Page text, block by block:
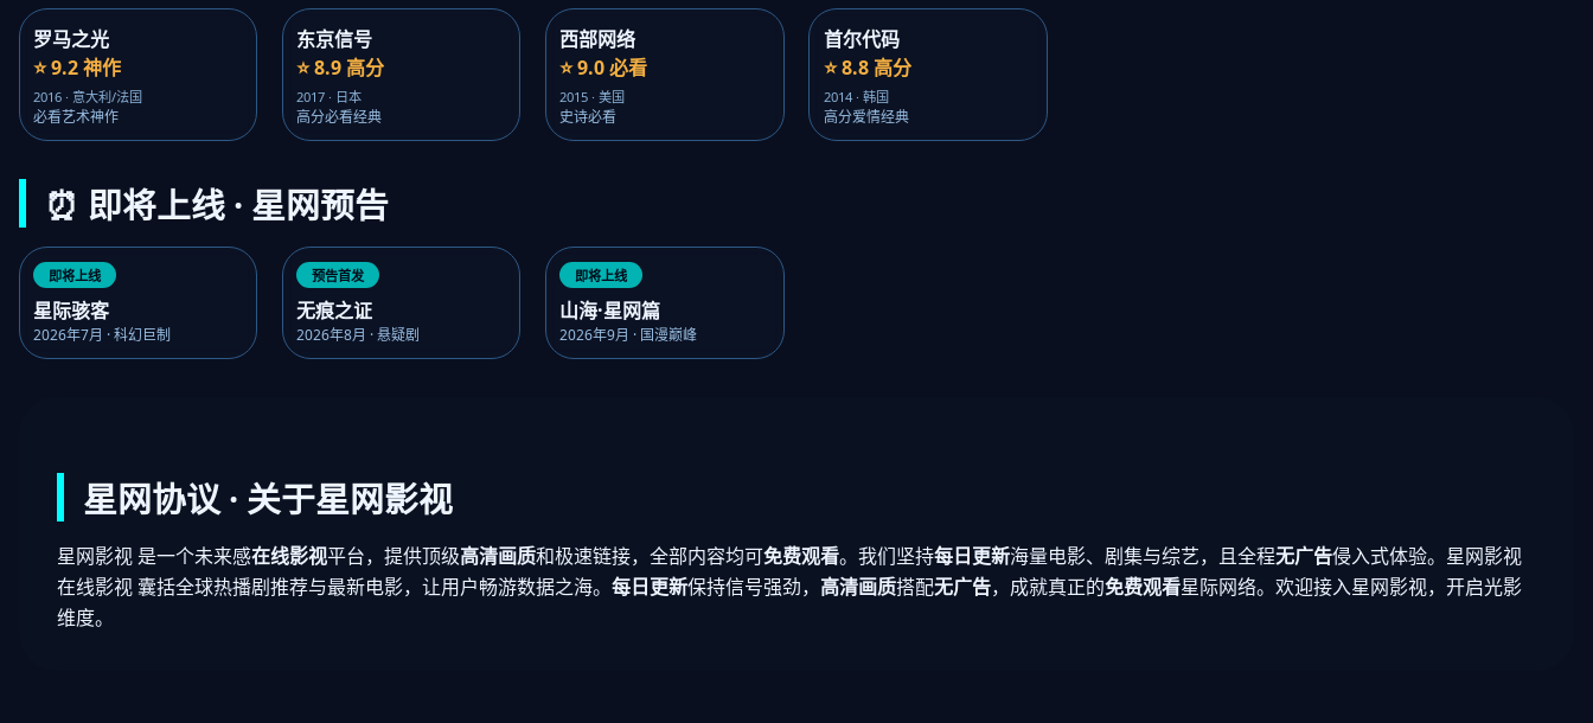
罗马之光
⭐ 9.2 神作
2016 · 意大利/法国
必看艺术神作
东京信号
⭐ 8.9 高分
2017 · 日本
高分必看经典
西部网络
⭐ 9.0 必看
2015 · 美国
史诗必看
首尔代码
⭐ 8.8 高分
2014 · 韩国
高分爱情经典
⏰ 即将上线 · 星网预告
即将上线
星际骇客
2026年7月 · 科幻巨制
预告首发
无痕之证
2026年8月 · 悬疑剧
即将上线
山海·星网篇
2026年9月 · 国漫巅峰
星网协议 · 关于星网影视
星网影视 是一个未来感在线影视平台，提供顶级高清画质和极速链接，全部内容均可免费观看。我们坚持每日更新海量电影、剧集与综艺，且全程无广告侵入式体验。星网影视
在线影视 囊括全球热播剧推荐与最新电影，让用户畅游数据之海。 每日更新保持信号强劲， 高清画质搭配无广告，成就真正的免费观看星际网络。欢迎接入星网影视，开启光影
维度。